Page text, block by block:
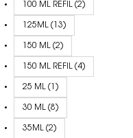
100 ML REFIL (2)
125ML (13)
150 ML (2)
150 ML REFIL (4)
25 ML (1)
30 ML (8)
35ML (2)